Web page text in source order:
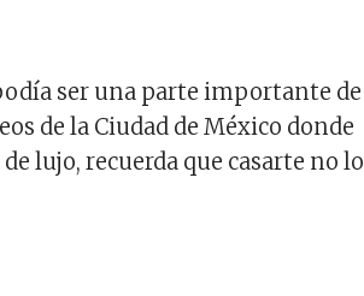
ser una parte importante de
de la Ciudad de México donde
lujo, recuerda que casarte no lo